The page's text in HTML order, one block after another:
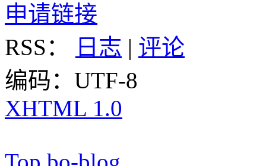
申请链接
RSS：
日志 | 评论
编码：UTF-8
XHTML 1.0